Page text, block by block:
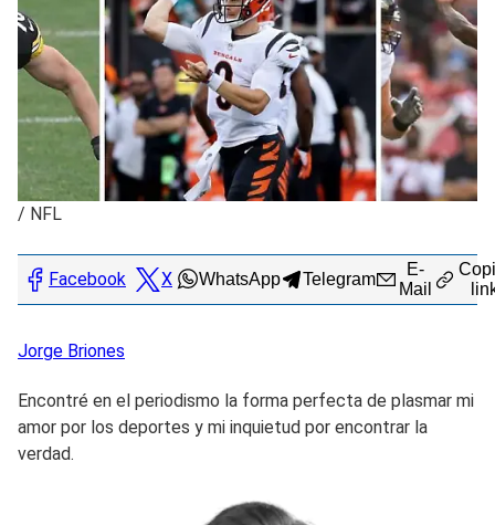
/ NFL
Facebook X WhatsApp Telegram
E-
Mail
Jorge Briones
Encontré en el periodismo la forma perfecta de plasmar mi
amor por los deportes y mi inquietud por encontrar la
verdad.